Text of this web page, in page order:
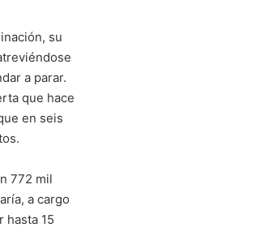
su
a parar.
que hace
en seis
772 mil
a cargo
hasta 15